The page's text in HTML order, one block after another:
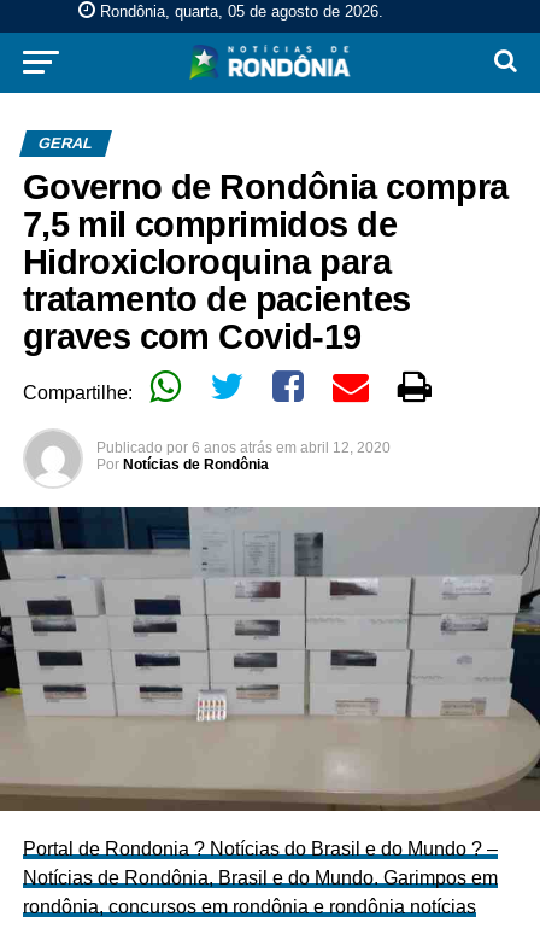
Rondônia, quarta, 05 de agosto de 2026.
GERAL
Governo de Rondônia compra
7,5 mil comprimidos de
Hidroxicloroquina para
tratamento de pacientes
graves com Covid-19
Compartilhe:
Publicado por 6 anos atrás em abril 12, 2020
Por Notícias de Rondônia
Portal de Rondonia ? Notícias do Brasil e do Mundo ? –
Notícias de Rondônia, Brasil e do Mundo. Garimpos em
rondônia, concursos em rondônia e rondônia notícias